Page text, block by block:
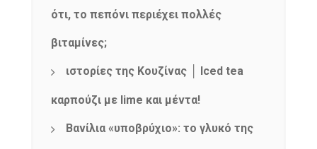
ότι, το πεπόνι περιέχει πολλές
βιταμίνες;
ιστορίες της Κουζίνας │ Iced tea
καρπούζι με lime και μέντα!
Βανίλια «υποβρύχιο»: το γλυκό της